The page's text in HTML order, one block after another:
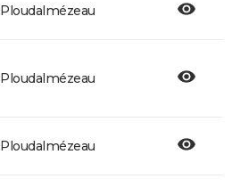
Ploudalmézeau
Ploudalmézeau
Ploudalmézeau